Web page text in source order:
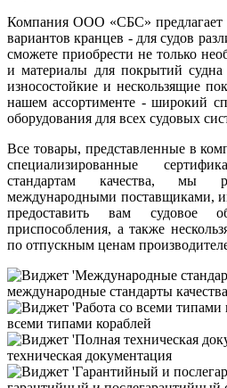
Компания ООО «СБС» предлагает
вариантов кранцев - для судов
сможете приобрести не только
и материалы для покрытий
износостойкие и нескользящие
нашем ассортименте - широкий
оборудования для всех судовых
Все товары, представленные в
специализированные
стандартам качества, мы
международными поставщиками,
предоставить вам судовое
приспособления, а также
по отпускным ценам
международные стандарты качества
всеми типами кораблей
техническая документация